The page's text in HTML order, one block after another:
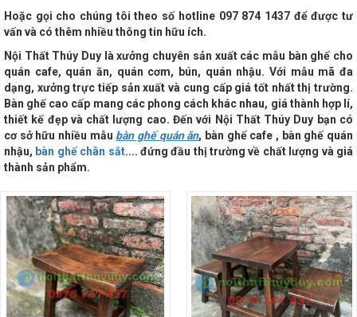
Hoặc gọi cho chúng tôi theo số hotline 097 874 1437 để được tư
vấn và có thêm nhiều thông tin hữu ích.
Nội Thất Thúy Duy là xưởng chuyên sản xuất các mẫu bàn ghế cho
quán cafe, quán ăn, quán cơm, bún, quán nhậu. Với mẫu mã đa
dạng, xưởng trực tiếp sản xuất và cung cấp giá tốt nhất thị trường.
Bàn ghế cao cấp mang các phong cách khác nhau, giá thành hợp lí,
thiết kế đẹp và chất lượng cao. Đến với Nội Thất Thúy Duy bạn có
cơ sở hữu nhiều mẫu bàn ghế quán ăn, bàn ghế cafe , bàn ghế quán
nhậu, bàn ghế chân sắt.... đứng đầu thị trường về chất lượng và giá
thành sản phẩm.